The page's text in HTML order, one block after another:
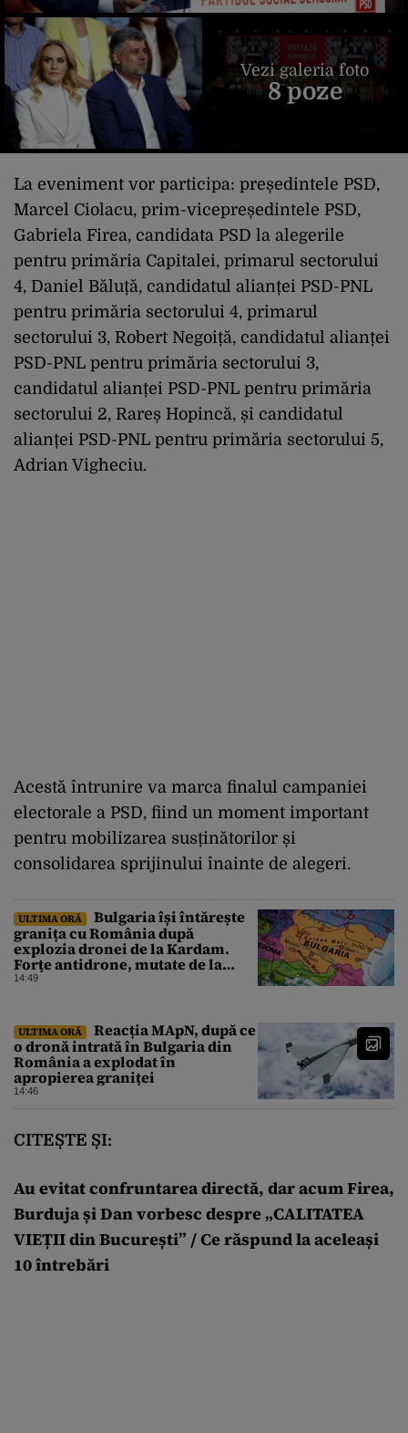
Vezi galeria foto
8 poze
La eveniment vor participa: președintele PSD,
Marcel Ciolacu, prim-vicepreședintele PSD,
Gabriela Firea, candidata PSD la alegerile
pentru primăria Capitalei, primarul sectorului
4, Daniel Băluță, candidatul alianței PSD-PNL
pentru primăria sectorului 4, primarul
sectorului 3, Robert Negoiță, candidatul alianței
PSD-PNL pentru primăria sectorului 3,
candidatul alianței PSD-PNL pentru primăria
sectorului 2, Rareș Hopincă, și candidatul
alianței PSD-PNL pentru primăria sectorului 5,
Adrian Vigheciu.
Acestă întrunire va marca finalul campaniei
electorale a PSD, fiind un moment important
pentru mobilizarea susținătorilor și
consolidarea sprijinului înainte de alegeri.
ULTIMA ORĂ
Bulgaria își întărește
granița cu România după
explozia dronei de la Kardam.
Forțe antidrone, mutate de la
frontiera cu Turcia
14:49
ULTIMA ORĂ
Reacția MApN, după ce
o dronă intrată în Bulgaria din
România a explodat în
apropierea graniței
14:46
CITEȘTE ȘI:
Au evitat confruntarea directă, dar acum Firea,
Burduja și Dan vorbesc despre „CALITATEA
VIEȚII din București” / Ce răspund la aceleași
10 întrebări